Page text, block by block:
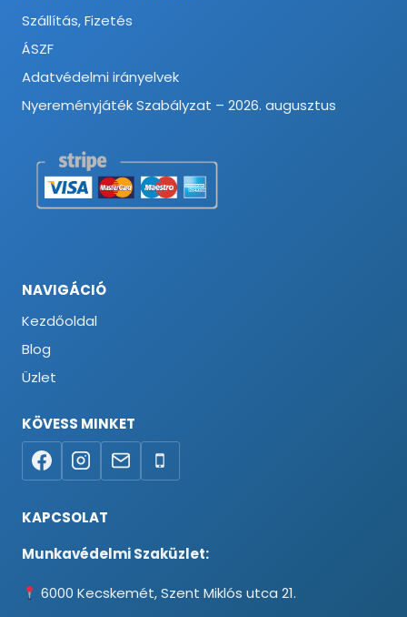
Szállítás, Fizetés
ÁSZF
Adatvédelmi irányelvek
Nyereményjáték Szabályzat – 2026. augusztus
NAVIGÁCIÓ
Kezdőoldal
Blog
Üzlet
KÖVESS MINKET
KAPCSOLAT
Munkavédelmi Szaküzlet:
6000 Kecskemét, Szent Miklós utca 21.